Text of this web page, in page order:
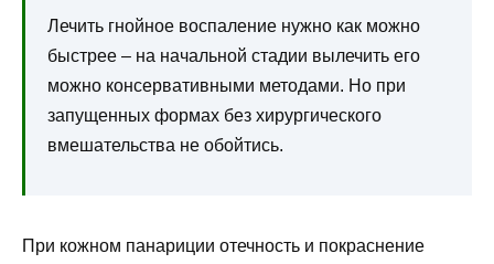
Лечить гнойное воспаление нужно как можно
быстрее – на начальной стадии вылечить его
можно консервативными методами. Но при
запущенных формах без хирургического
вмешательства не обойтись.
При кожном панариции отечность и покраснение